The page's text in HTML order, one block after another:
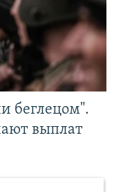
беглецом".
выплат